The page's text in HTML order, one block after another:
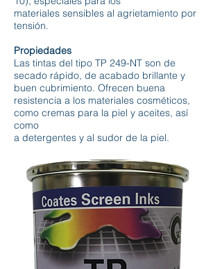
materiales sensibles al agrietamiento por
tensión.
Propiedades
Las tintas del tipo TP 249-NT son de
secado rápido, de acabado brillante y
buen cubrimiento. Ofrecen buena
resistencia a los materiales cosméticos,
como cremas para la piel y aceites, así
como
a detergentes y al sudor de la piel.